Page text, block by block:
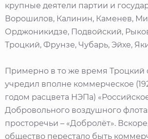
крупные деятели партии и
Ворошилов, Калинин, Каменев,
Орджоникидзе, Подвойский,
Троцкий, Фрунзе, Чубарь, Эйхе,
Примерно в то же время Троцкий
учредил вполне коммерческое
годом расцвета НЭПа)
Добровольного воздушного
просторечьи – «Добролёт».
общество перестало быть